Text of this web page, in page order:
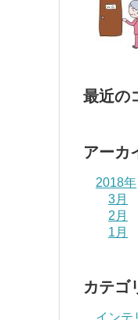
最近の
アーカ
2018年
3月
2月
1月
カテゴ